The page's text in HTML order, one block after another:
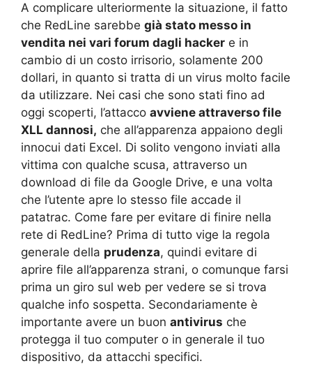
A complicare ulteriormente la situazione, il fatto
che RedLine sarebbe già stato messo in
vendita nei vari forum dagli hacker e in
cambio di un costo irrisorio, solamente 200
dollari, in quanto si tratta di un virus molto facile
da utilizzare. Nei casi che sono stati fino ad
oggi scoperti, l’attacco avviene attraverso file
XLL dannosi, che all’apparenza appaiono degli
innocui dati Excel. Di solito vengono inviati alla
vittima con qualche scusa, attraverso un
download di file da Google Drive, e una volta
che l’utente apre lo stesso file accade il
patatrac. Come fare per evitare di finire nella
rete di RedLine? Prima di tutto vige la regola
generale della prudenza, quindi evitare di
aprire file all’apparenza strani, o comunque farsi
prima un giro sul web per vedere se si trova
qualche info sospetta. Secondariamente è
importante avere un buon antivirus che
protegga il tuo computer o in generale il tuo
dispositivo, da attacchi specifici.